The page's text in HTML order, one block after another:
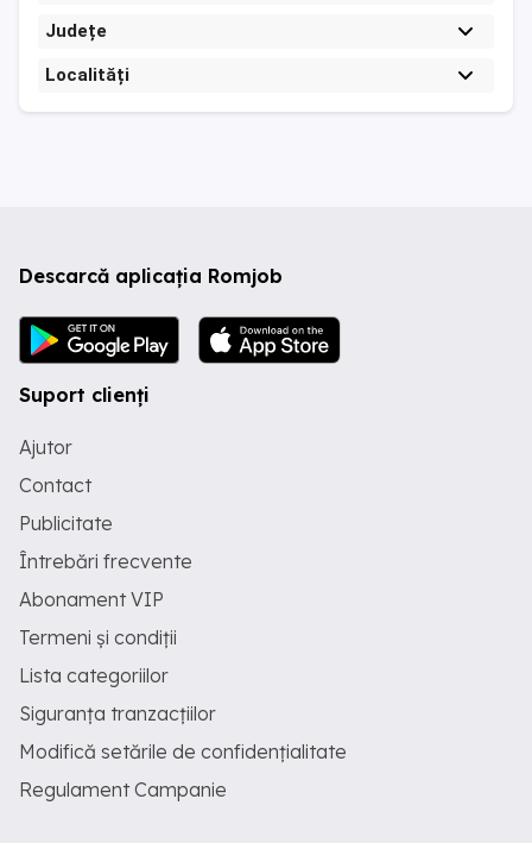
Județe
Localități
Descarcă aplicația Romjob
Suport clienți
Ajutor
Contact
Publicitate
Întrebări frecvente
Abonament VIP
Termeni și condiții
Lista categoriilor
Siguranța tranzacțiilor
Modifică setările de confidențialitate
Regulament Campanie